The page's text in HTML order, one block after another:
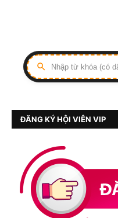
ĐĂNG KÝ HỘI VIÊN VIP